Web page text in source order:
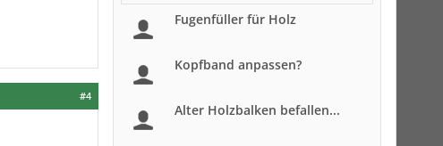
#4
Fugenfüller für Holz
Kopfband anpassen?
Alter Holzbalken befallen...